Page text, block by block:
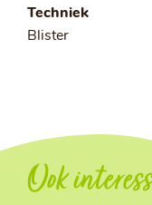
Techniek
Blister
Ook